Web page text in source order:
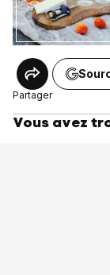
Partager
Vous avez